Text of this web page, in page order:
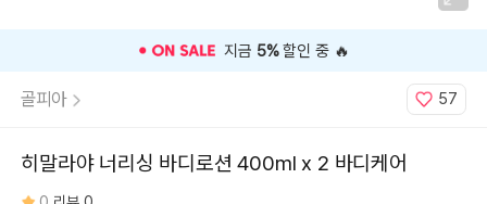
🎉 오늘 구매 찬스OPEN 🎉
골피아 57
히말라야 너리싱 바디로션 400ml x 2 바디케어